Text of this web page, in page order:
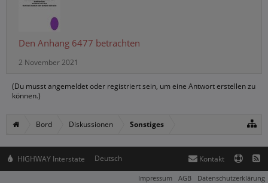
Den Anhang 6477 betrachten
2 November 2021
(Du musst angemeldet oder registriert sein, um eine Antwort erstellen zu
können.)
Bord Diskussionen Sonstiges
HIGHWAY Interstate Deutsch Kontakt
Impressum AGB
Datenschutzerklärung